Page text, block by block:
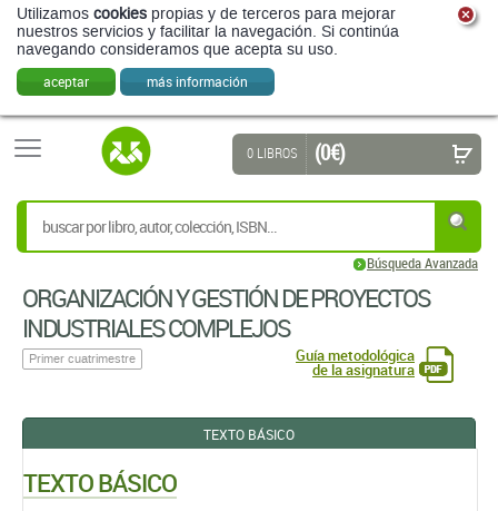
Utilizamos cookies propias y de terceros para mejorar
nuestros servicios y facilitar la navegación. Si continúa
navegando consideramos que acepta su uso.
aceptar más información
Búsqueda Avanzada
0 LIBROS (0 €)
ORGANIZACIÓN Y GESTIÓN DE PROYECTOS
INDUSTRIALES COMPLEJOS
Primer cuatrimestre Guía metodológica
de la asignatura
TEXTO BÁSICO
TEXTO BÁSICO